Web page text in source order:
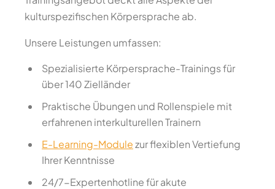
kulturspezifischen Körpersprache ab.
Unsere Leistungen umfassen:
Spezialisierte Körpersprache-Trainings für
über 140 Zielländer
Praktische Übungen und Rollenspiele mit
erfahrenen interkulturellen Trainern
E-Learning-Modulezur flexiblen Vertiefung
Ihrer Kenntnisse
24/7-Expertenhotline für akute